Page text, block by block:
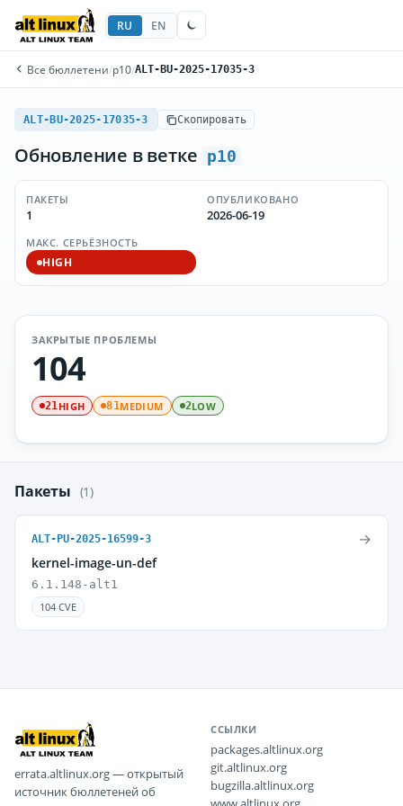
RU EN
Все бюллетени/p10/ALT-BU-2025-17035-3
ALT-BU-2025-17035-3 Скопировать
Обновление в ветке p10
ПАКЕТЫ
1
ОПУБЛИКОВАНО
2026-06-19
МАКС. СЕРЬЁЗНОСТЬ
HIGH
ЗАКРЫТЫЕ ПРОБЛЕМЫ
104
21HIGH 81MEDIUM 2LOW
Пакеты (1)
ALT-PU-2025-16599-3
kernel-image-un-def
6.1.148-alt1
104 CVE
→
errata.altlinux.org — открытый
источник бюллетеней об
ССЫЛКИ
packages.altlinux.org
git.altlinux.org
bugzilla.altlinux.org